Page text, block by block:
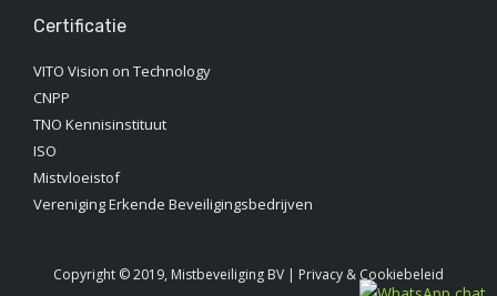
Certificatie
VITO Vision on Technology
CNPP
TNO Kennisinstituut‎
ISO
Mistvloeistof
Vereniging Erkende Beveiligingsbedrijven
Copyright © 2019, Mistbeveiliging BV | Privacy & Cookiebeleid